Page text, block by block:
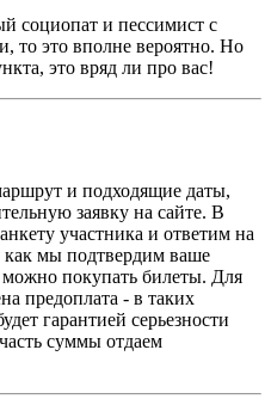
социопат и пессимист с
то это вполне вероятно. Но
это вряд ли про вас!
и подходящие даты,
заявку на сайте. В
участника и ответим на
мы подтвердим ваше
можно покупать билеты. Для
предоплата - в таких
гарантией серьезности
суммы отдаем